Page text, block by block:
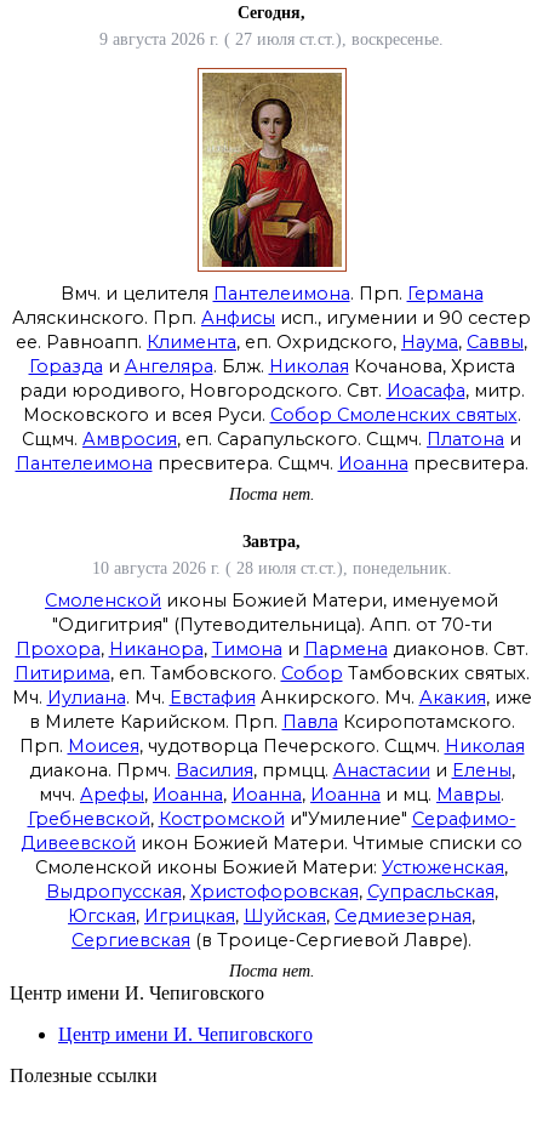
Сегодня,
9 августа 2026 г. ( 27 июля ст.ст.), воскресенье.
Вмч. и целителя Пантелеимона. Прп. Германа
Аляскинского. Прп. Анфисы исп., игумении и 90 сестер
ее. Равноапп. Климента, еп. Охридского, Наума, Саввы,
Горазда и Ангеляра. Блж. Николая Кочанова, Христа
ради юродивого, Новгородского. Свт. Иоасафа, митр.
Московского и всея Руси. Собор Смоленских святых.
Сщмч. Амвросия, еп. Сарапульского. Сщмч. Платона и
Пантелеимона пресвитера. Сщмч. Иоанна пресвитера.
Поста нет.
Завтра,
10 августа 2026 г. ( 28 июля ст.ст.), понедельник.
Смоленской иконы Божией Матери, именуемой
"Одигитрия" (Путеводительница). Апп. от 70-ти
Прохора, Никанора, Тимона и Пармена диаконов. Свт.
Питирима, еп. Тамбовского. Собор Тамбовских святых.
Мч. Иулиана. Мч. Евстафия Анкирского. Мч. Акакия, иже
в Милете Карийском. Прп. Павла Ксиропотамского.
Прп. Моисея, чудотворца Печерского. Сщмч. Николая
диакона. Прмч. Василия, прмцц. Анастасии и Елены,
мчч. Арефы, Иоанна, Иоанна, Иоанна и мц. Мавры.
Гребневской, Костромской и"Умиление" Серафимо-
Дивеевской икон Божией Матери. Чтимые списки со
Смоленской иконы Божией Матери: Устюженская,
Выдропусская, Христофоровская, Супрасльская,
Югская, Игрицкая, Шуйская, Седмиезерная,
Сергиевская (в Троице-Сергиевой Лавре).
Поста нет.
Центр имени И. Чепиговского
Центр имени И. Чепиговского
Полезные ссылки